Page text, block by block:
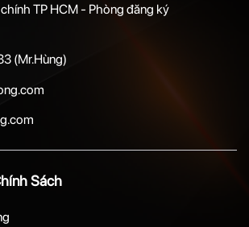
TP HCM - Phòng đăng ký
(Mr.Hùng)
Sách